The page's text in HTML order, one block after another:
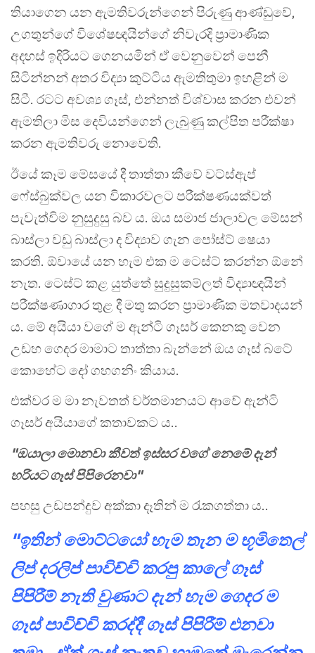
තියාගෙන යන ඇමතිවරුන්ගෙන් පිරුණු ආණ්ඩුවේ,
උගතුන්ගේ විශේෂඥයින්ගේ නිවැරදි ප්‍රාමාණික
අදහස් ඉදිරියට ගෙනයමින් ඒ වෙනුවෙන් පෙනී
සිටින්නන් අතර විද්‍යා කුට්ටිය ඇමතිතුමා ඉහළින් ම
සිටී. රටට අවශ්‍ය ගෑස්, එන්නත් විශ්වාස කරන එවන්
ඇමතිලා මිස දෙවියන්ගෙන් ලැබුණු කල්පිත පරීක්ෂා
කරන ඇමතිවරු නොවෙති.
ඊයේ කෑම මේසයේ දී තාත්තා කීවේ වට්ස්ඇප්
ෆේස්බුක්වල යන විකාරවලට පරීක්ෂණයක්වත්
පැවැත්විම නුසුදුසු බව ය. ඔය සමාජ ජාලාවල මේසන්
බාස්ලා වඩු බාස්ලා ද විද්‍යාව ගැන පෝස්ට් ෂෙයා
කරති. ඕවායේ යන හැම එක ම ටෙස්ට් කරන්න ඕනේ
නැත. ටෙස්ට් කළ යුත්තේ සුදුසුකම්ලත් විද්‍යාඥයින්
පරීක්ෂණාගාර තුළ දී මතු කරන ප්‍රාමාණික මතවාදයන්
ය. මේ අයියා වගේ ම ඇන්ටි ගෑසර් කෙනකු වෙන
උඩහ ගෙදර මාමාට තාත්තා බැන්නේ ඔය ගෑස් බටේ
කොහේට දෝ ගහගනිං කියාය.
එක්වර ම මා නැවතත් වර්තමානයට ආවේ ඇන්ටි
ගෑසර් අයියාගේ කතාවකට ය..
"ඔයාලා මොනවා කීවත් ඉස්සර වගේ නෙමේ දැන්
හරියට ගෑස් පිපිරෙනවා"
පහසු උඩපන්දුව අක්කා දෑතින් ම රැකගත්තා ය..
"ඉතින් මොට්ටයෝ හැම තැන ම භූමිතෙල්
ලිප් දරලිප් පාවිච්චි කරපු කාලේ ගෑස්
පිපිරීම් නැති වුණාට දැන් හැම ගෙදර ම
ගෑස් පාවිච්චි කරද්දී ගෑස් පිපිරීම් එනවා